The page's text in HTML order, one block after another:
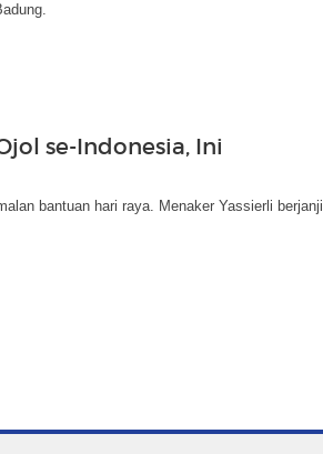
se-Indonesia, Ini
bantuan hari raya. Menaker Yassierli berjanji